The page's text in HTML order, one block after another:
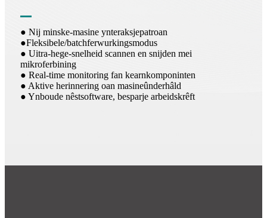
● Nij minske-masine ynteraksjepatroan
●Fleksibele/batchferwurkingsmodus
● Uitra-hege-snelheid scannen en snijden mei
mikroferbining
● Real-time monitoring fan kearnkomponinten
● Aktive herinnering oan masineûnderhâld
● Ynboude nêstsoftware, besparje arbeidskrêft